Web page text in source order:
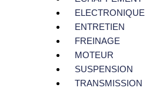
ELECTRONIQUE
ENTRETIEN
FREINAGE
MOTEUR
SUSPENSION
TRANSMISSION